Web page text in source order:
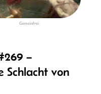
Gemeinfrei
–
Schlacht von